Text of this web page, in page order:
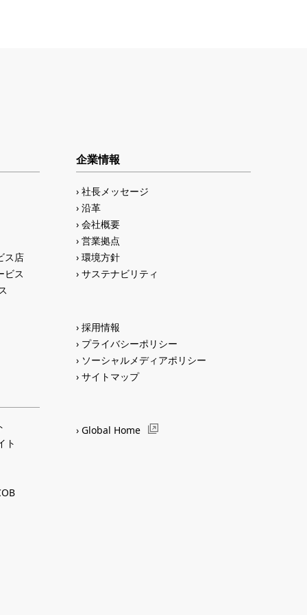
ス店
ビス
ト
企業情報
社長メッセージ
沿革
会社概要
営業拠点
環境方針
サステナビリティ
採用情報
プライバシーポリシー
ソーシャルメディアポリシー
サイトマップ
Global Home